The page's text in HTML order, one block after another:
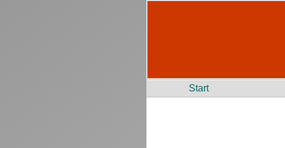
Start